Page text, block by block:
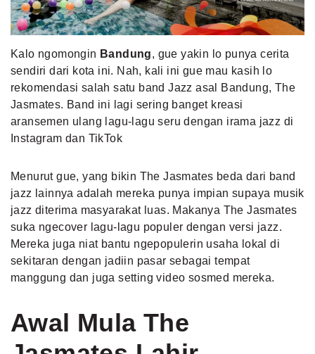
Kalo ngomongin Bandung, gue yakin lo punya cerita
sendiri dari kota ini. Nah, kali ini gue mau kasih lo
rekomendasi salah satu band Jazz asal Bandung, The
Jasmates. Band ini lagi sering banget kreasi
aransemen ulang lagu-lagu seru dengan irama jazz di
Instagram dan TikTok
Menurut gue, yang bikin The Jasmates beda dari band
jazz lainnya adalah mereka punya impian supaya musik
jazz diterima masyarakat luas. Makanya The Jasmates
suka ngecover lagu-lagu populer dengan versi jazz.
Mereka juga niat bantu ngepopulerin usaha lokal di
sekitaran dengan jadiin pasar sebagai tempat
manggung dan juga setting video sosmed mereka.
Awal Mula The